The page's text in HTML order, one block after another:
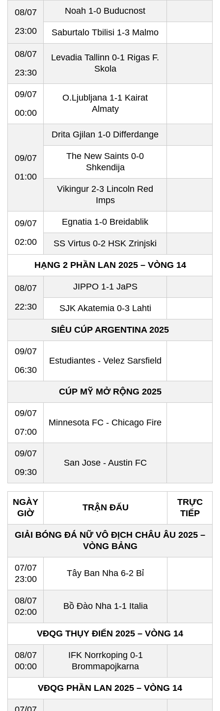
08/07
23:00
Noah 1-0 Buducnost
Saburtalo Tbilisi 1-3 Malmo
08/07
23:30
Levadia Tallinn 0-1 Rigas F.
Skola
09/07
00:00
O.Ljubljana 1-1 Kairat
Almaty
09/07
01:00
Drita Gjilan 1-0 Differdange
The New Saints 0-0
Shkendija
Vikingur 2-3 Lincoln Red
Imps
09/07
02:00
Egnatia 1-0 Breidablik
SS Virtus 0-2 HSK Zrinjski
HẠNG 2 PHẦN LAN 2025 – VÒNG 14
08/07
22:30
JIPPO 1-1 JaPS
SJK Akatemia 0-3 Lahti
SIÊU CÚP ARGENTINA 2025
09/07
06:30
Estudiantes - Velez Sarsfield
CÚP MỸ MỞ RỘNG 2025
09/07
07:00
Minnesota FC - Chicago Fire
09/07
09:30
San Jose - Austin FC
NGÀY
GIỜ
TRẬN ĐẤU
TRỰC
TIẾP
GIẢI BÓNG ĐÁ NỮ VÔ ĐỊCH CHÂU ÂU 2025 –
VÒNG BẢNG
07/07
23:00
Tây Ban Nha 6-2 Bỉ
08/07
02:00
Bồ Đào Nha 1-1 Italia
VĐQG THỤY ĐIỂN 2025 – VÒNG 14
08/07
00:00
IFK Norrkoping 0-1
Brommapojkarna
VĐQG PHẦN LAN 2025 – VÒNG 14